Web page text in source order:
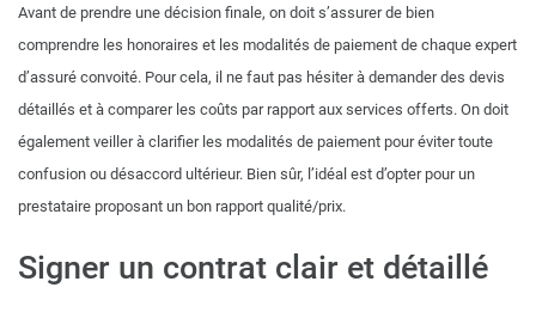
Avant de prendre une décision finale, on doit s’assurer de bien
comprendre les honoraires et les modalités de paiement de chaque expert
d’assuré convoité. Pour cela, il ne faut pas hésiter à demander des devis
détaillés et à comparer les coûts par rapport aux services offerts. On doit
également veiller à clarifier les modalités de paiement pour éviter toute
confusion ou désaccord ultérieur. Bien sûr, l’idéal est d’opter pour un
prestataire proposant un bon rapport qualité/prix.
Signer un contrat clair et détaillé